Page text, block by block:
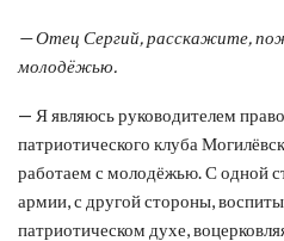
— Отец Сергий, расскажите,
молодёжью.
— Я являюсь руководителем
патриотического клуба
работаем с молодёжью. С одной
армии, с другой стороны,
патриотическом духе,